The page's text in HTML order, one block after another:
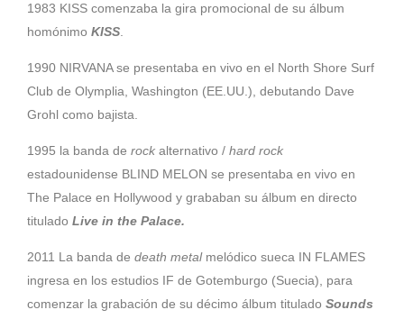
1983 KISS comenzaba la gira promocional de su álbum
homónimo KISS
1990 NIRVANA se presentaba en vivo en el North Shore Surf
Club de Olymplia, Washington (EE.UU.), debutando Dave
Grohl como bajista.
1995 la banda de rock alternativo / hard rock
estadounidense BLIND MELON se presentaba en vivo en
The Palace en Hollywood y grababan su álbum en directo
titulado Live in the Palace.
2011 La banda de death metalmelódico sueca IN FLAMES
ingresa en los estudios IF de Gotemburgo (Suecia), para
comenzar la grabación de su décimo álbum titulado Sounds